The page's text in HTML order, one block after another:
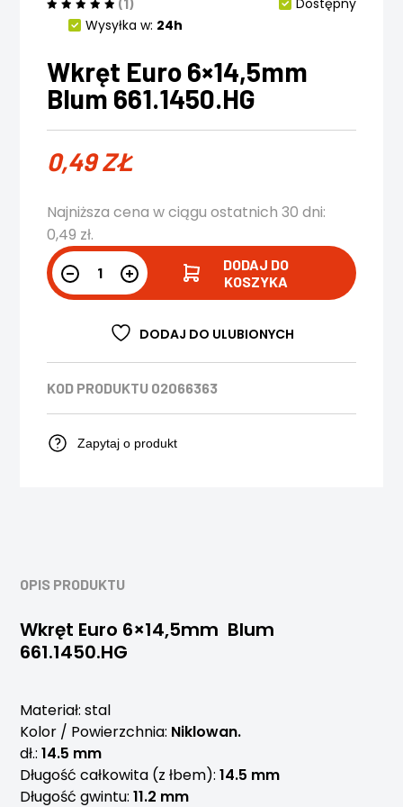
Dostępny
Wysyłka w: 24h
Wkręt Euro 6×14,5mm
Blum 661.1450.HG
0,49ZŁ
Najniższa cena w ciągu ostatnich 30 dni:
0,49 zł.
DODAJ DO
KOSZYKA
DODAJ DO ULUBIONYCH
KOD PRODUKTU 02066363
Zapytaj o produkt
OPIS PRODUKTU
Wkręt Euro 6×14,5mm Blum
661.1450.HG
Materiał: stal
Kolor / Powierzchnia: Niklowan.
dł.:14.5 mm
Długość całkowita (z łbem):14.5 mm
Długość gwintu:11.2 mm